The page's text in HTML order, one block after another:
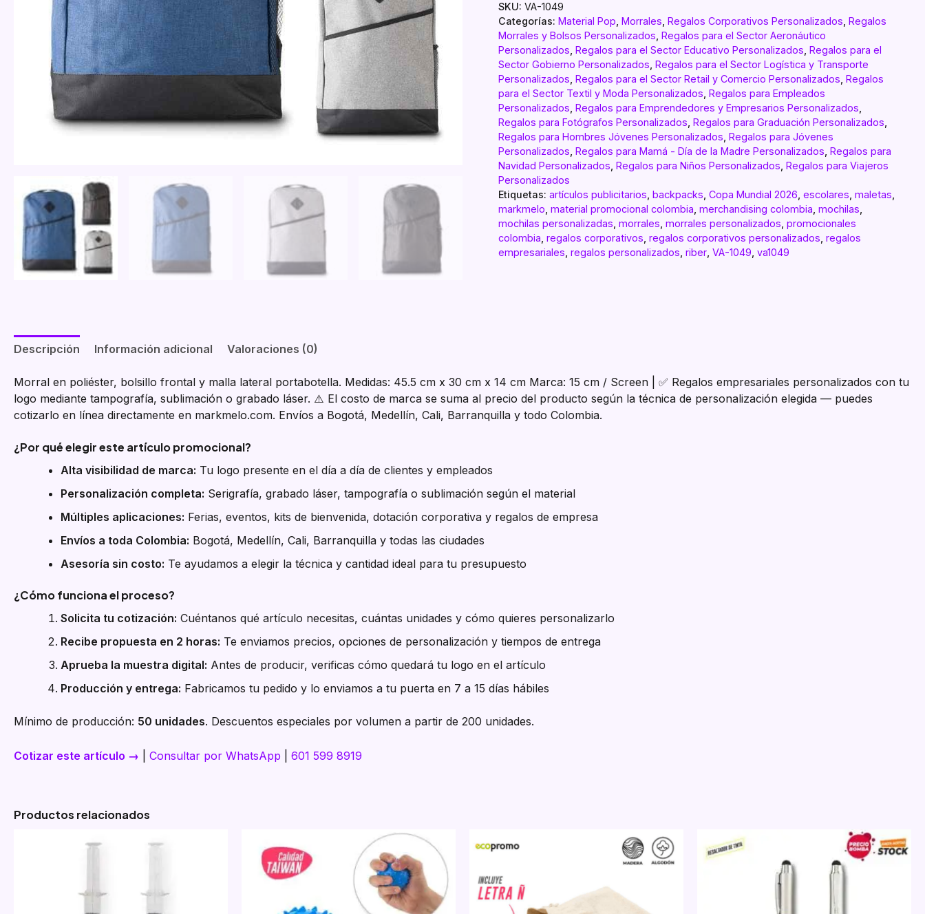
SKU:VA-1049
Categorías: Material Pop, Morrales, Regalos Corporativos Personalizados, Regalos
Morrales y Bolsos Personalizados, Regalos para el Sector Aeronáutico
Personalizados, Regalos para el Sector Educativo Personalizados, Regalos para el
Sector Gobierno Personalizados, Regalos para el Sector Logística y Transporte
Personalizados, Regalos para el Sector Retail y Comercio Personalizados, Regalos
para el Sector Textil y Moda Personalizados, Regalos para Empleados
Personalizados, Regalos para Emprendedores y Empresarios Personalizados,
Regalos para Fotógrafos Personalizados, Regalos para Graduación Personalizados,
Regalos para Hombres Jóvenes Personalizados, Regalos para Jóvenes
Personalizados, Regalos para Mamá - Día de la Madre Personalizados, Regalos para
Navidad Personalizados, Regalos para Niños Personalizados, Regalos para Viajeros
Personalizados
Etiquetas:artículos publicitarios, backpacks,Copa Mundial 2026,escolares,maletas,
markmelo,material promocional colombia,merchandising colombia,mochilas,
mochilas personalizadas,morrales,morrales personalizados,promocionales
colombia,regalos corporativos,regalos corporativos personalizados,regalos
empresariales,regalos personalizados,riber,VA-1049,va1049
Descripción Información adicional Valoraciones (0)
Morral en poliéster, bolsillo frontal y malla lateral portabotella. Medidas: 45.5 cm x 30 cm x 14 cm Marca: 15 cm / Screen | ✅ Regalos empresariales personalizados con tu
logo mediante tampografía, sublimación o grabado láser. ⚠️ El costo de marca se suma al precio del producto según la técnica de personalización elegida — puedes
cotizarlo en línea directamente en markmelo.com. Envíos a Bogotá, Medellín, Cali, Barranquilla y todo Colombia.
¿Por qué elegir este artículo promocional?
Alta visibilidad de marca: Tu logo presente en el día a día de clientes y empleados
Personalización completa: Serigrafía, grabado láser, tampografía o sublimación según el material
Múltiples aplicaciones: Ferias, eventos, kits de bienvenida, dotación corporativa y regalos de empresa
Envíos a toda Colombia: Bogotá, Medellín, Cali, Barranquilla y todas las ciudades
Asesoría sin costo: Te ayudamos a elegir la técnica y cantidad ideal para tu presupuesto
¿Cómo funciona el proceso?
Solicita tu cotización: Cuéntanos qué artículo necesitas, cuántas unidades y cómo quieres personalizarlo
Recibe propuesta en 2 horas: Te enviamos precios, opciones de personalización y tiempos de entrega
Aprueba la muestra digital: Antes de producir, verificas cómo quedará tu logo en el artículo
Producción y entrega: Fabricamos tu pedido y lo enviamos a tu puerta en 7 a 15 días hábiles
Mínimo de producción: 50 unidades. Descuentos especiales por volumen a partir de 200 unidades.
Cotizar este artículo → Consultar por WhatsApp 601 599 8919
Productos relacionados